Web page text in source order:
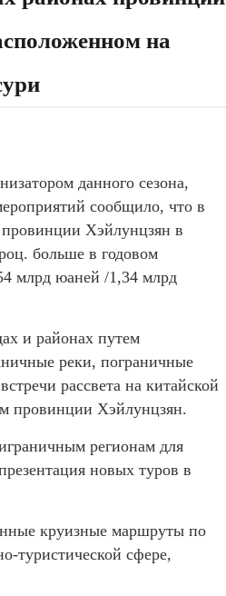
на
данного сезона,
сообщило, что в
провинции Хэйлунцзян в
больше в годовом
млрд юаней /1,34 млрд
и районах путем
реки, пограничные
рассвета на китайской
провинции Хэйлунцзян.
регионам для
новых туров в
круизные маршруты по
туристической сфере,